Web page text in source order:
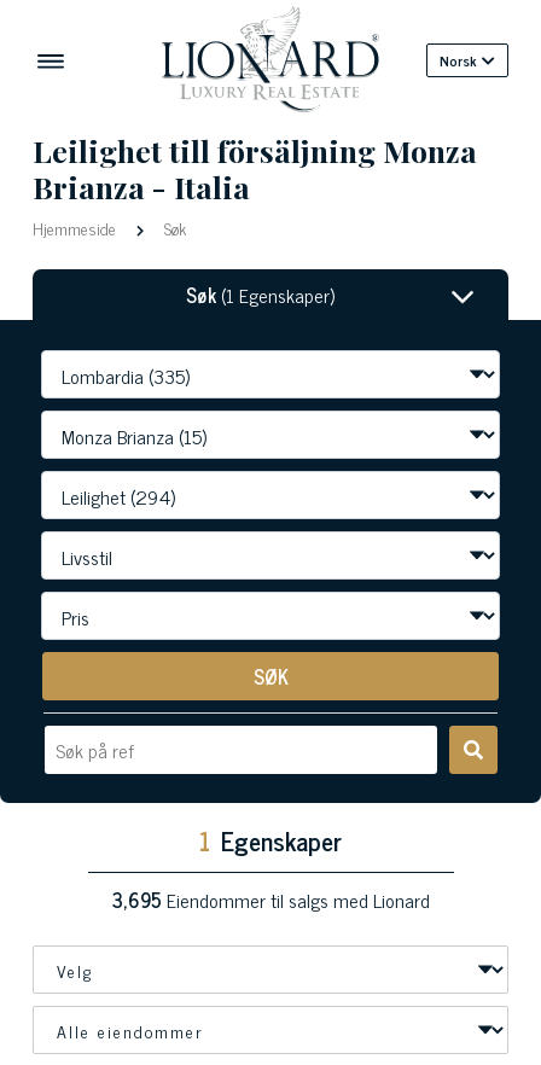
Norsk
Leilighet till försäljning Monza
Brianza - Italia
Hjemmeside Søk
Søk(1 Egenskaper)
SØK
1 Egenskaper
3,695Eiendommer til salgs med Lionard